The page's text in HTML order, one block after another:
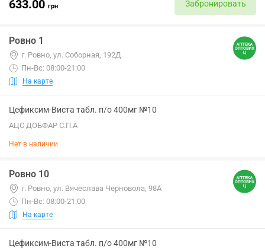
633.00 грн Забронировать
Ровно 1
г. Ровно, ул. Соборная, 192Д
Пн-Вс: 08:00-21:00
На карте
Цефиксим-Виста табл. п/о 400мг №10
АЦС ДОБФАР С.П.А
Нет в наличии
Ровно 10
г. Ровно, ул. Вячеслава Черновола, 98А
Пн-Вс: 08:00-21:00
На карте
Цефиксим-Виста табл. п/о 400мг №10